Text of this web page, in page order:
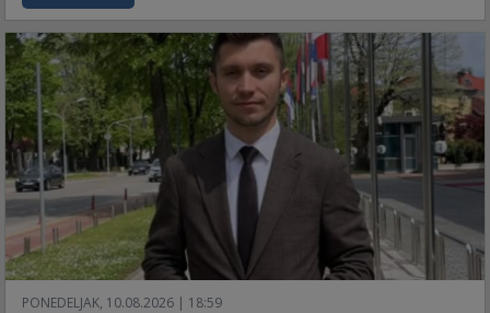
PONEDELJAK, 10.08.2026 | 18:59